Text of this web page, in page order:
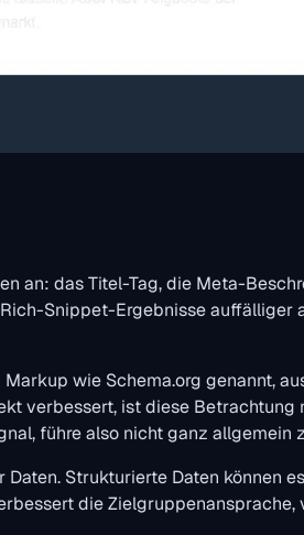
das Titel-Tag, die Meta-
Snippet-Ergebnisse auffälliger
wie Schema.org genannt,
verbessert, ist diese Betrachtung
führe also nicht ganz allgemein
Strukturierte Daten können
die